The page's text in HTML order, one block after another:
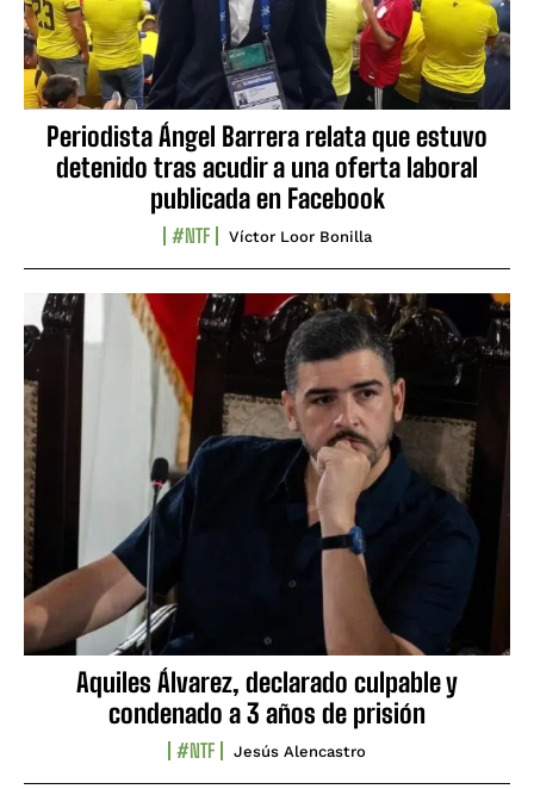
Periodista Ángel Barrera relata que estuvo
detenido tras acudir a una oferta laboral
publicada en Facebook
#NTF Víctor Loor Bonilla
Aquiles Álvarez, declarado culpable y
condenado a 3 años de prisión
#NTF Jesús Alencastro